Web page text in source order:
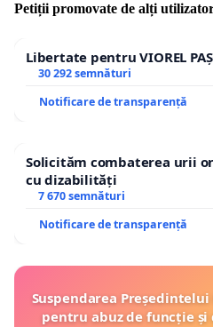
Petiții promovate de alți
Libertate pentru VIOREL
30 292 semnături
Notificare de transparență
Solicităm combaterea urii
cu dizabilități
7 670 semnături
Notificare de transparență
Suspendarea
pentru abuz de funcție